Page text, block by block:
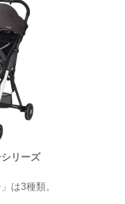
リーズ
は3種類。